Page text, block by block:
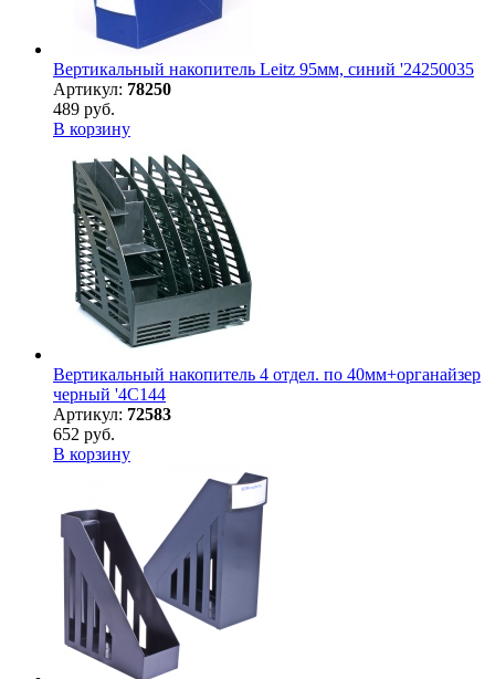
Вертикальный накопитель Leitz 95мм, синий '24250035
Артикул: 78250
489 руб.
В корзину
Вертикальный накопитель 4 отдел. по 40мм+органайзер
черный '4C144
Артикул: 72583
652 руб.
В корзину